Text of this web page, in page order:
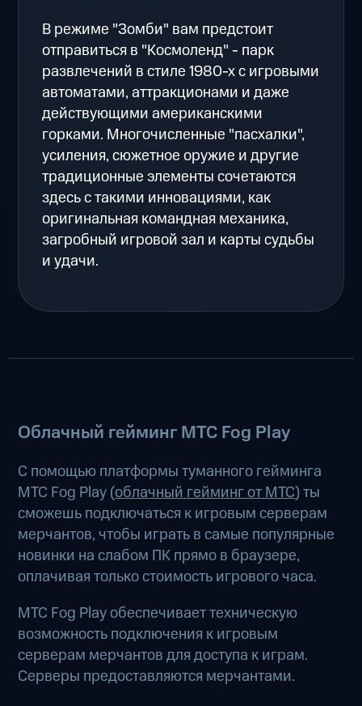
В режиме "Зомби" вам предстоит
отправиться в "Космоленд" - парк
развлечений в стиле 1980-х с игровыми
автоматами, аттракционами и даже
действующими американскими
горками. Многочисленные "пасхалки",
усиления, сюжетное оружие и другие
традиционные элементы сочетаются
здесь с такими инновациями, как
оригинальная командная механика,
загробный игровой зал и карты судьбы
и удачи.
Облачный гейминг МТС Fog Play
С помощью платформы туманного гейминга
МТС Fog Play (облачный гейминг от МТС) ты
сможешь подключаться к игровым серверам
мерчантов, чтобы играть в самые популярные
новинки на слабом ПК прямо в браузере,
оплачивая только стоимость игрового часа.
МТС Fog Play обеспечивает техническую
возможность подключения к игровым
серверам мерчантов для доступа к играм.
Серверы предоставляются мерчантами.